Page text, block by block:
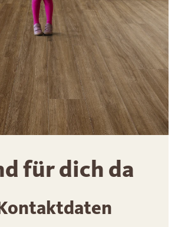
für dich da